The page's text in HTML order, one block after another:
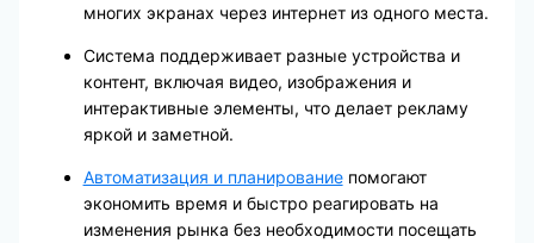
многих экранах через интернет из одного места.
Система поддерживает разные устройства и
контент, включая видео, изображения и
интерактивные элементы, что делает рекламу
яркой и заметной.
Автоматизация и планированиепомогают
экономить время и быстро реагировать на
изменения рынка без необходимости посещать